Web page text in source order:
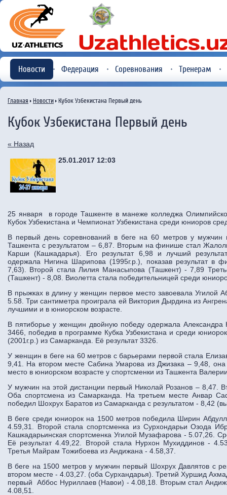
Новости Федерация Соревнования Тренерам
Главная Новости Кубок Узбекистана Первый день
Кубок Узбекистана Первый день
« Назад
25.01.2017 12:03
25 января в городе Ташкенте в манеже колледжа
Кубок Узбекистана и Чемпионат Узбекистана среди юниоров
В первый день соревнований в беге на 60 метров у мужчин
Ташкента с результатом – 6,87. Вторым на финише стал
Карши (Кашкадарья). Его результат 6,98 и лучший
одержала Нигина Шарипова (1995г.р.), показав результат в
7,63). Второй стала Лилия Манасыпова (Ташкент) - 7,89
(Ташкент) - 8,08. Виолетта стала победительницей среди
В прыжках в длину у женщин первое место завоевала Угилой
5.58. Три сантиметра проиграла ей Виктория Дырдина из
лучшими и в юниорском возрасте.
В пятиборье у женщин двойную победу одержала Александра
3466, победив в программе Кубка Узбекистана и среди
(2001г.р.) из Самарканда. Её результат 3326.
У женщин в беге на 60 метров с барьерами первой стала
9,41. На втором месте Сабина Умарова из Джизака – 9,48,
место в юниорском возрасте у спортсменки из Ташкента
У мужчин на этой дистанции первый Николай Розанов – 8,47.
Оба спортсмена из Самарканда. На третьем месте Анвар
победил Шохрух Баратов из Самарканда с результатом - 8,42
В беге среди юниорок на 1500 метров победила Ширин
4.59,31. Второй стала спортсменка из Сурхондарьи Озода
Кашкадарьинская спортсменка Угилой Музафарова - 5.07,26.
Её результат 4.49,22. Второй стала Нурхон Мухиддинов -
Третья Майрам Тожибоева из Андижана - 4.58,37.
В беге на 1500 метров у мужчин первый Шохрух Давлятов с
втором месте - 4.03,27. (оба Сурхандарья). Третий Хуршид
первый Аббос Нуриллаев (Навои) - 4.08,18. Вторым стал
4.08,51.